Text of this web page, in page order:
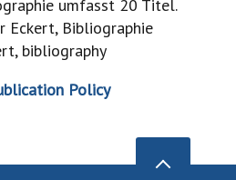
umfasst 20 Titel.
Eckert, Bibliographie
bibliography
Policy